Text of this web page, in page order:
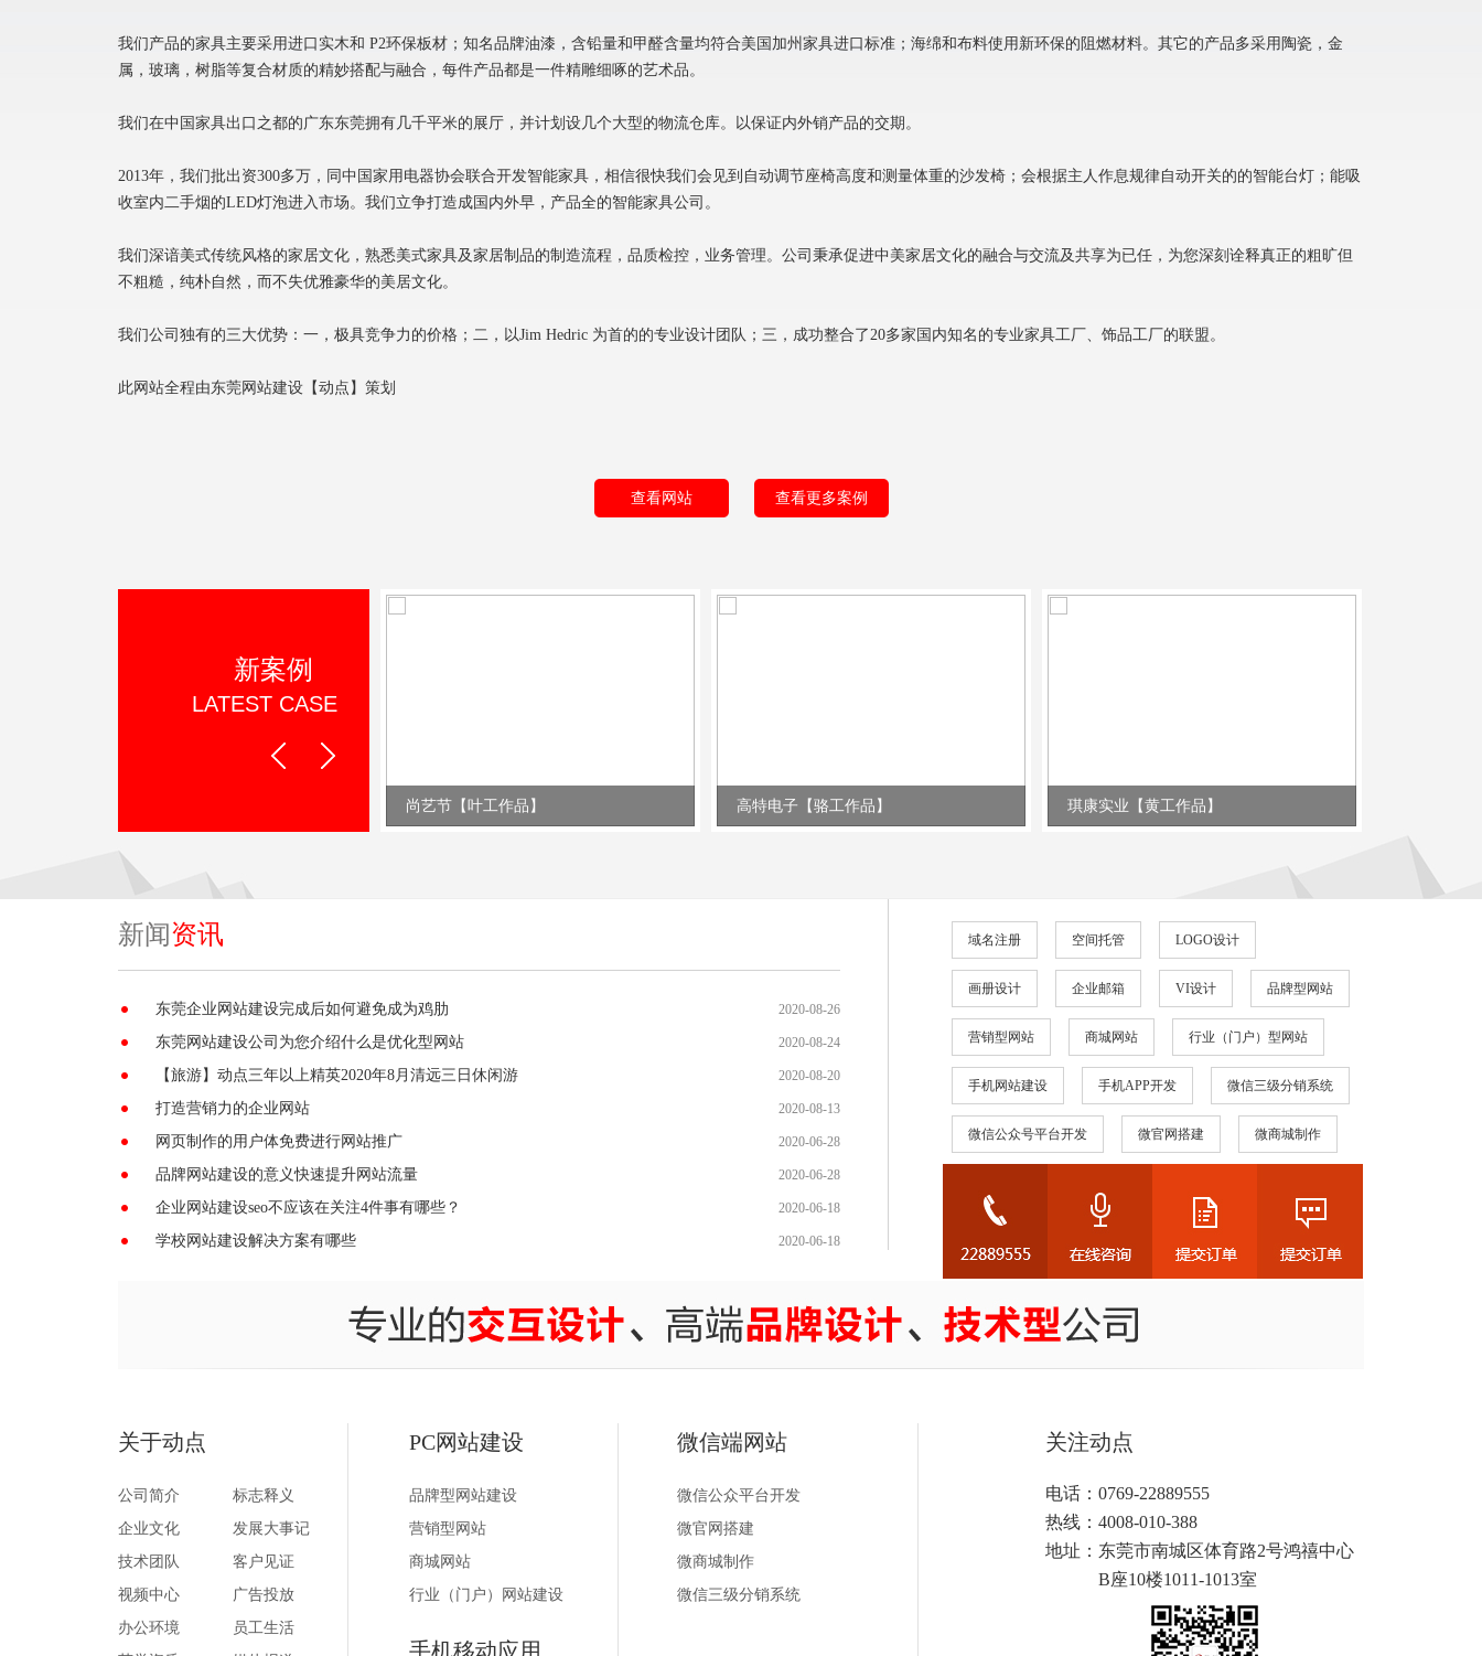
我们产品的家具主要采用进口实木和 P2环保板材；知名品牌油漆，含铅量和甲醛含量均符合美国加州家具进口标准；海绵和布料使用新环保的阻燃材料。其它的产品多采用陶瓷，金
属，玻璃，树脂等复合材质的精妙搭配与融合，每件产品都是一件精雕细啄的艺术品。
我们在中国家具出口之都的广东东莞拥有几千平米的展厅，并计划设几个大型的物流仓库。以保证内外销产品的交期。
2013年，我们批出资300多万，同中国家用电器协会联合开发智能家具，相信很快我们会见到自动调节座椅高度和测量体重的沙发椅；会根据主人作息规律自动开关的的智能台灯；能吸
收室内二手烟的LED灯泡进入市场。我们立争打造成国内外早，产品全的智能家具公司。
我们深谙美式传统风格的家居文化，熟悉美式家具及家居制品的制造流程，品质检控，业务管理。公司秉承促进中美家居文化的融合与交流及共享为已任，为您深刻诠释真正的粗旷但
不粗糙，纯朴自然，而不失优雅豪华的美居文化。
我们公司独有的三大优势：一，极具竞争力的价格；二，以Jim Hedric 为首的的专业设计团队；三，成功整合了20多家国内知名的专业家具工厂、饰品工厂的联盟。
此网站全程由东莞网站建设 【动点 】策划
查看网站 查看更多案例
新案例
LATEST CASE
尚艺节【叶工作品】 高特电子【骆工作品】 琪康实业【黄工作品】
新闻资讯
东莞企业网站建设完成后如何避免成为鸡肋 2020-08-26
东莞网站建设公司为您介绍什么是优化型网站 2020-08-24
【旅游】动点三年以上精英2020年8月清远三日休闲游 2020-08-20
打造营销力的企业网站 2020-08-13
网页制作的用户体免费进行网站推广 2020-06-28
品牌网站建设的意义快速提升网站流量 2020-06-28
企业网站建设seo不应该在关注4件事有哪些？ 2020-06-18
学校网站建设解决方案有哪些 2020-06-18
域名注册 空间托管 LOGO设计
画册设计 企业邮箱 VI设计 品牌型网站
营销型网站 商城网站 行业（门户）型网站
手机网站建设 手机APP开发 微信三级分销系统
微信公众号平台开发 微官网搭建 微商城制作
关于动点
公司简介
标志释义
企业文化
发展大事记
技术团队
客户见证
视频中心
广告投放
办公环境
员工生活
PC网站建设
品牌型网站建设
营销型网站
商城网站
行业（门户）网站建设
手机移动应用
微信端网站
微信公众平台开发
微官网搭建
微商城制作
微信三级分销系统
关注动点
电话：0769-22889555
热线：4008-010-388
地址： 东莞市南城区体育路2号鸿禧中心
B座10楼1011-1013室